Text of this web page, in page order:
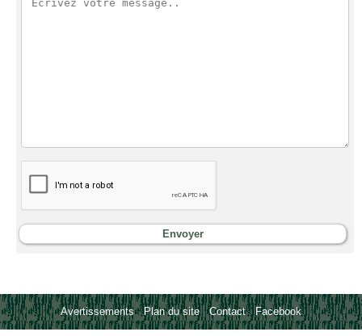
Avertissements-Plan du site -Contact- Facebook